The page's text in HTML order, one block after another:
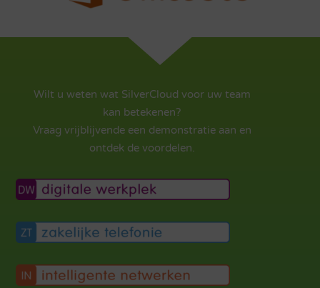
Wilt u weten wat SilverCloud voor uw team
kan betekenen?
Vraag vrijblijvende een demonstratie aan en
ontdek de voordelen.